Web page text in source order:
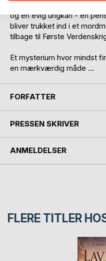
og en evig ungkarl - en
bliver trukket ind i et
tilbage til Første
Et mysterium hvor mindst
en mærkværdig måde ...
FORFATTER
PRESSEN SKRIVER
ANMELDELSER
FLERE TITLER